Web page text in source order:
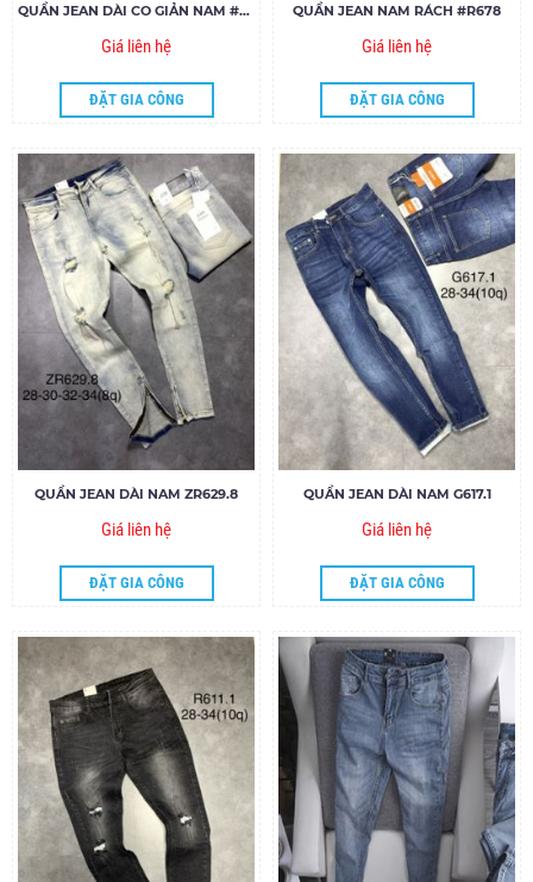
QUẦN JEAN DÀI CO GIẢN NAM #650
Giá liên hệ
ĐẶT GIA CÔNG
QUẦN JEAN NAM RÁCH #R678
Giá liên hệ
ĐẶT GIA CÔNG
QUẦN JEAN DÀI NAM ZR629.8
Giá liên hệ
ĐẶT GIA CÔNG
QUẦN JEAN DÀI NAM G617.1
Giá liên hệ
ĐẶT GIA CÔNG